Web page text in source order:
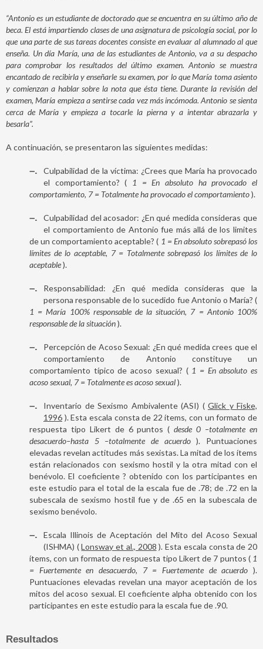
“Antonio es un estudiante de doctorado que se encuentra en su último año de
beca. El está impartiendo clases de una asignatura de psicología social, por lo
que una parte de sus tareas docentes consiste en evaluar al alumnado al que
enseña. Un día María, una de las estudiantes de Antonio, va a su despacho
para comprobar los resultados del último examen. Antonio se muestra
encantado de recibirla y enseñarle su examen, por lo que María toma asiento
y comienzan a hablar sobre la nota que ésta tiene. Durante la revisión del
examen, María empieza a sentirse cada vez más incómoda. Antonio se sienta
cerca de María y empieza a tocarle la pierna y a intentar abrazarla y
besarla”.
A continuación, se presentaron las siguientes medidas:
–
Culpabilidad de la víctima: ¿Crees que María ha provocado
el comportamiento? (
1 = En absoluto ha provocado el
comportamiento, 7 = Totalmente ha provocado el comportamiento).
–
Culpabilidad del acosador: ¿En qué medida consideras que
el comportamiento de Antonio fue más allá de los limites
de un comportamiento aceptable? ( 1 = En absoluto sobrepasó los
límites de lo aceptable, 7 = Totalmente sobrepasó los límites de lo
aceptable).
–
Responsabilidad: ¿En qué medida consideras que la
persona responsable de lo sucedido fue Antonio o María? (
1 = María 100% responsable de la situación, 7 = Antonio 100%
responsable de la situación).
–
Percepción de Acoso Sexual: ¿En qué medida crees que el
comportamiento de Antonio constituye un
comportamiento típico de acoso sexual? ( 1 = En absoluto es
acoso sexual, 7 = Totalmente es acoso sexual).
– Inventario de Sexismo Ambivalente (ASI) ( Glick y Fiske,
1996 ). Esta escala consta de 22 ítems, con un formato de
respuesta tipo Likert de 6 puntos (desde 0 –totalmente en
desacuerdo–hasta 5 –totalmente de acuerdo). Puntuaciones
elevadas revelan actitudes más sexistas. La mitad de los ítems
están relacionados con sexismo hostil y la otra mitad con el
benévolo. El coeficiente ? obtenido con los participantes en
este estudio para el total de la escala fue de .78; de .72 en la
subescala de sexismo hostil fue y de .65 en la subescala de
sexismo benévolo.
–
Escala Illinois de Aceptación del Mito del Acoso Sexual
(ISHMA) (Lonsway et al., 2008 ). Esta escala consta de 20
ítems, con un formato de respuesta tipo Likert de 7 puntos ( 1
= Fuertemente en desacuerdo, 7 = Fuertemente de acuerdo ).
Puntuaciones elevadas revelan una mayor aceptación de los
mitos del acoso sexual. El coeficiente alpha obtenido con los
participantes en este estudio para la escala fue de .90.
Resultados